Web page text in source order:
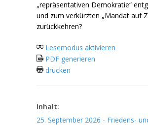
„repräsentativen Demokratie“
und zum verkürzten „Mandat auf
zurückkehren?
Lesemodus aktivieren
PDF generieren
drucken
Inhalt:
25. September 2026 - Friedens-